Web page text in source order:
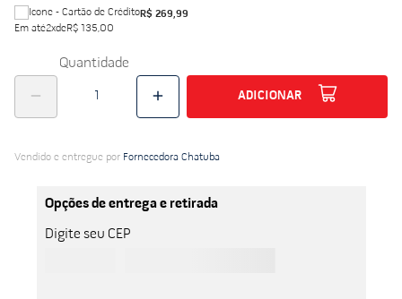
R$ 269,99
Em até2xdeR$ 135,00
Quantidade
ADICIONAR
Vendido e entregue por Fornecedora Chatuba
Opções de entrega e retirada
Digite seu CEP